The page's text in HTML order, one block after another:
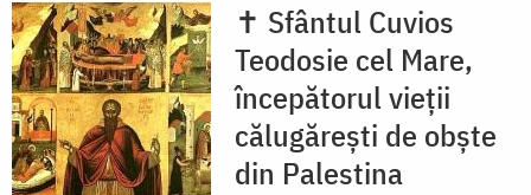
✝ Sfântul Cuvios
Teodosie cel Mare,
începătorul vieții
călugărești de obște
din Palestina